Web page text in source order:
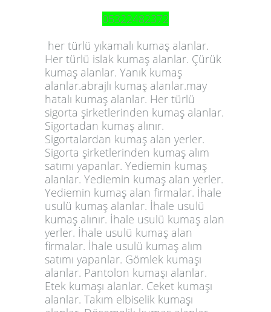
05322482372
her türlü yıkamalı kumaş alanlar.
Her türlü islak kumaş alanlar. Çürük
kumaş alanlar. Yanık kumaş
alanlar.abrajlı kumaş alanlar.may
hatalı kumaş alanlar. Her türlü
sigorta şirketlerinden kumaş alanlar.
Sigortadan kumaş alınır.
Sigortalardan kumaş alan yerler.
Sigorta şirketlerinden kumaş alım
satımı yapanlar. Yediemin kumaş
alanlar. Yediemin kumaş alan yerler.
Yediemin kumaş alan firmalar. İhale
usulü kumaş alanlar. İhale usulü
kumaş alınır. İhale usulü kumaş alan
yerler. İhale usulü kumaş alan
firmalar. İhale usulü kumaş alım
satımı yapanlar. Gömlek kumaşı
alanlar. Pantolon kumaşı alanlar.
Etek kumaşı alanlar. Ceket kumaşı
alanlar. Takım elbiselik kumaşı